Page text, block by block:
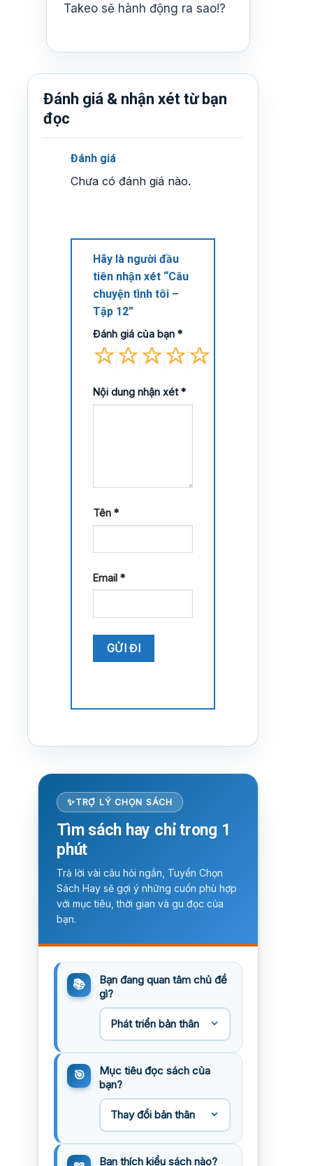
Takeo sẽ hành động ra sao!?
Đánh giá & nhận xét từ bạn
đọc
Đánh giá
Chưa có đánh giá nào.
Hãy là người đầu
tiên nhận xét “Câu
chuyện tình tôi –
Tập 12”
Đánh giá của bạn *
Nội dung nhận xét*
Tên *
Email *
TRỢ LÝ CHỌN SÁCH
Tìm sách hay chỉ trong 1
phút
Trả lời vài câu hỏi ngắn, Tuyển Chọn
Sách Hay sẽ gợi ý những cuốn phù hợp
với mục tiêu, thời gian và gu đọc của
bạn.
Bạn đang quan tâm chủ đề
gì?
Mục tiêu đọc sách của
bạn?
Bạn thích kiểu sách nào?